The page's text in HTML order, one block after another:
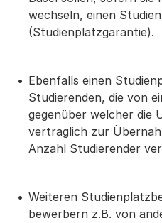
wechseln, einen
(Studienplatzgarantie).
Ebenfalls einen
Studierenden, die von
gegenüber welcher die
vertraglich zur
Anzahl Studierender
Weiteren
bewerbern z.B. von